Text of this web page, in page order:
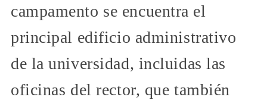
campamento se encuentra el
principal edificio administrativo
de la universidad, incluidas las
oficinas del rector, que también